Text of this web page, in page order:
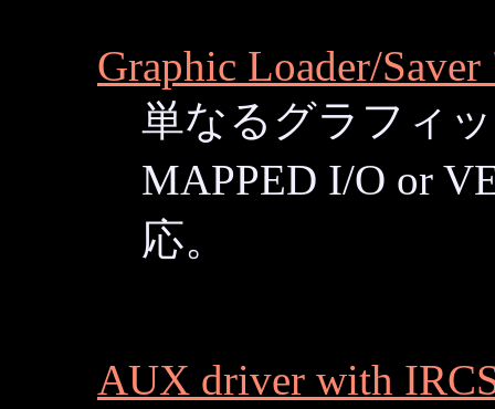
Graphic Loader/
単なるグラフィ
MAPPED I/O or
応。
AUX driver with